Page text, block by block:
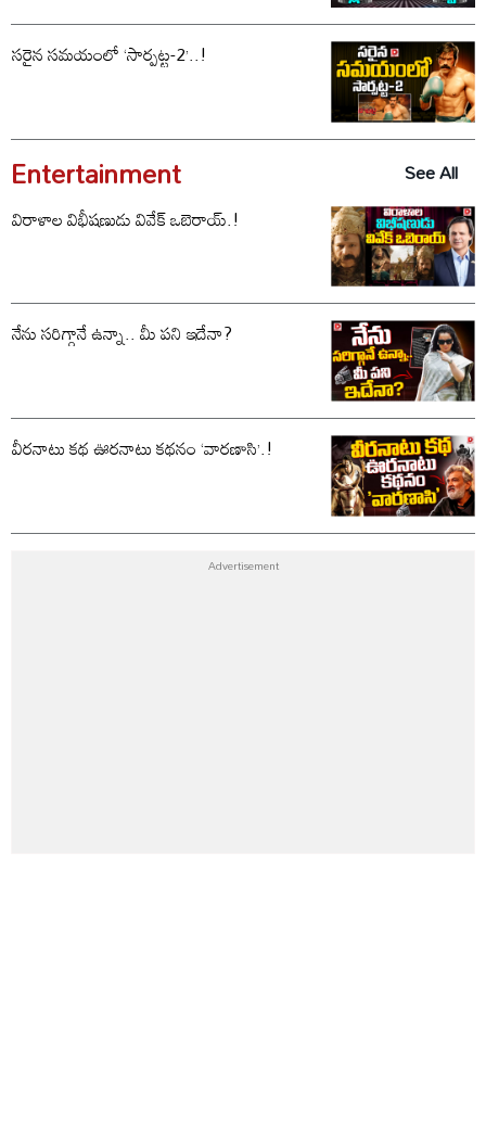
సరైన సమయంలో ‘సార్పట్ట-2’..!
Entertainment
See All
విరాళాల విభీషణుడు వివేక్ ఒబెరాయ్.!
నేను సరిగ్గానే ఉన్నా.. మీ పని ఇదేనా?
వీరనాటు కథ ఊరనాటు కథనం ‘వారణాసి’.!